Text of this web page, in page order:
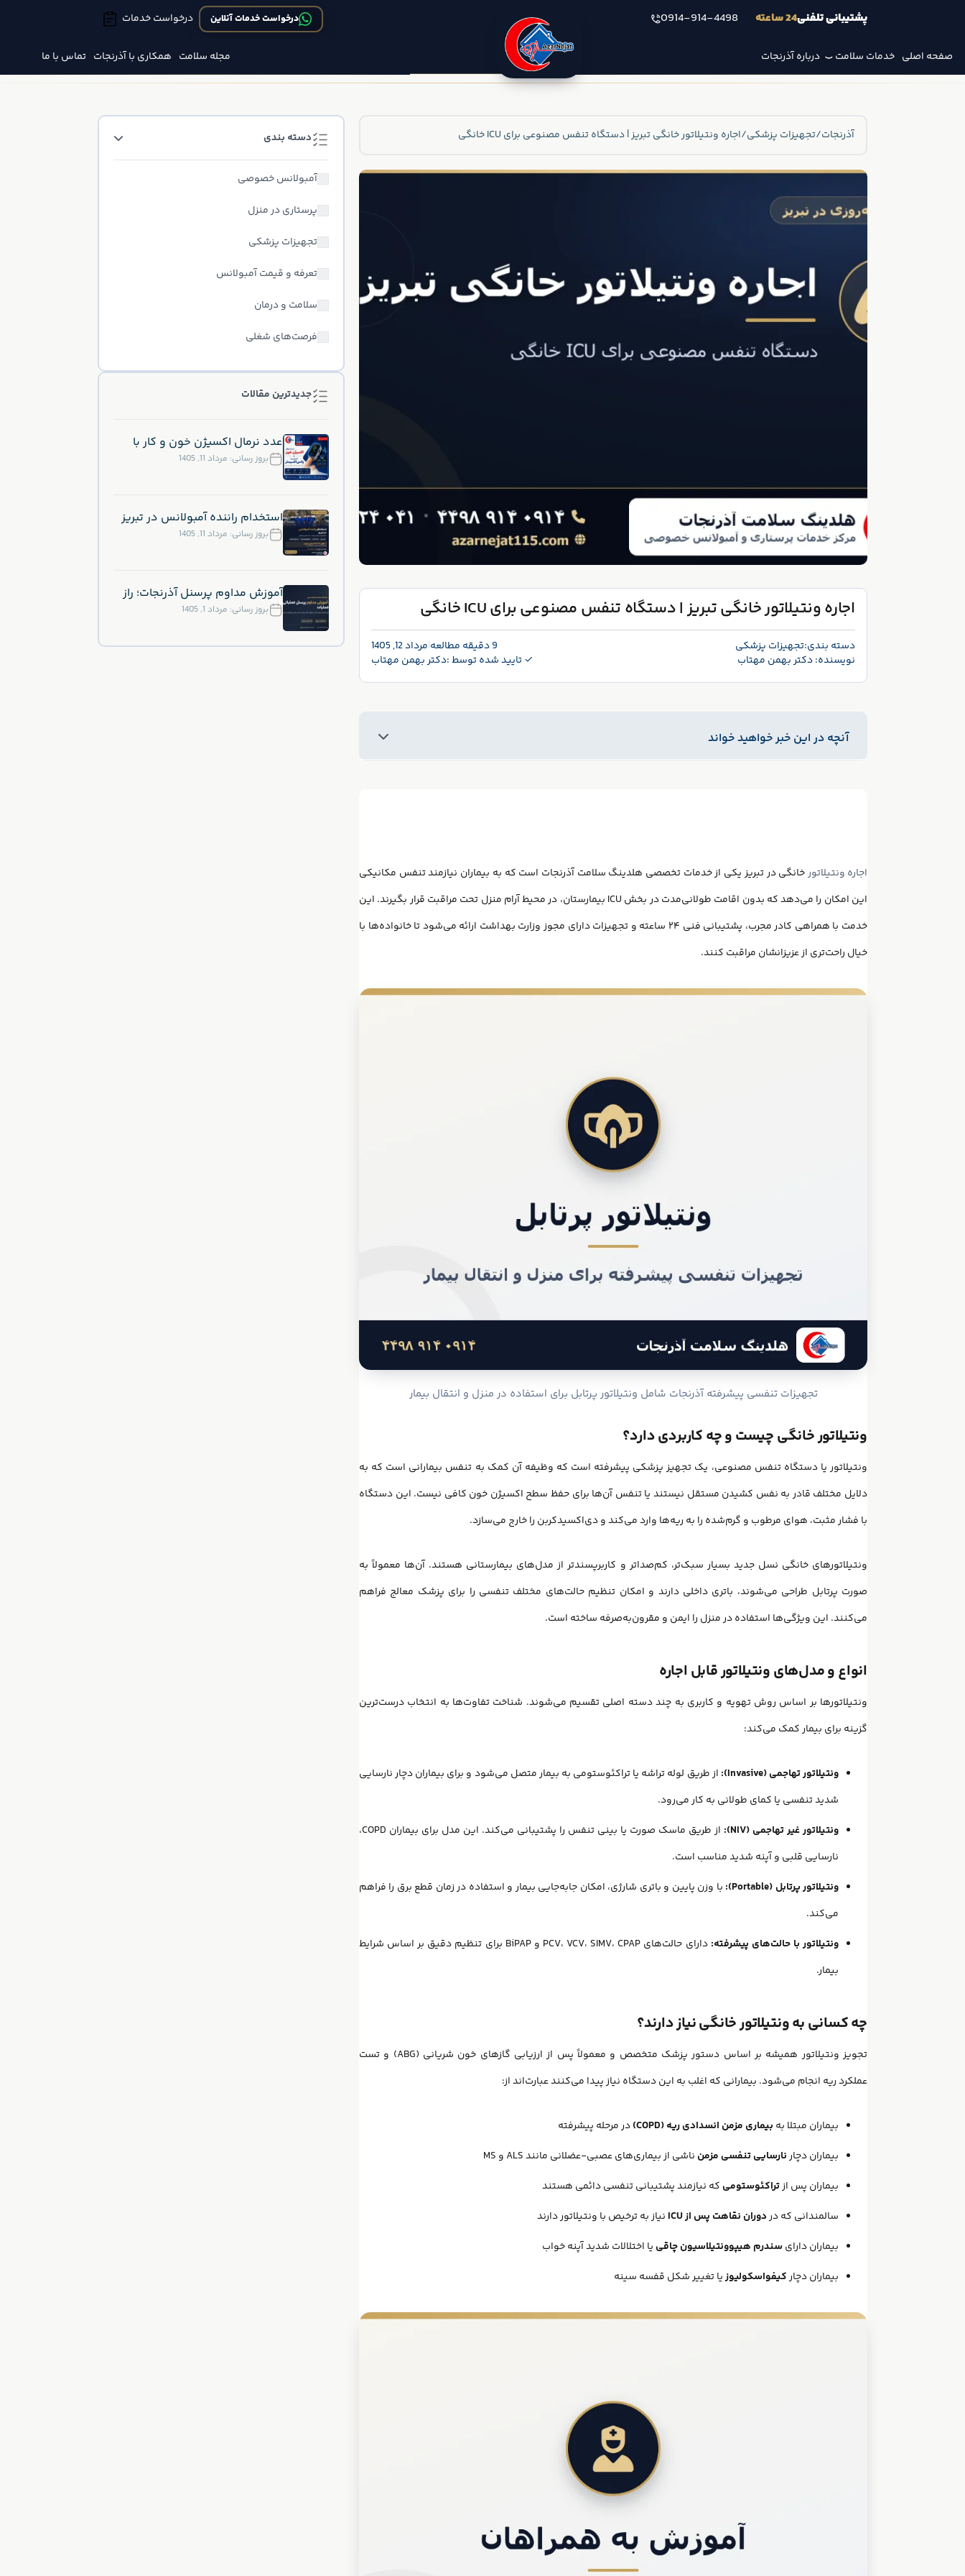
پشتیبانی تلفنی24 ساعته 0914-914-4498 درخواست خدمات آنلاین درخواست خدمات
صفحه اصلی خدمات سلامت درباره آذرنجات مجله سلامت همکاری با آذرنجات تماس با ما
آذرنجات/تجهیزات پزشکی/اجاره ونتیلاتور خانگی تبریز | دستگاه تنفس مصنوعی برای ICU خانگی
اجاره ونتیلاتور خانگی تبریز | دستگاه تنفس مصنوعی برای ICU خانگی
دسته بندی:تجهیزات پزشکی 9 دقیقه مطالعه |مرداد 12, 1405
نویسنده:دکتر بهمن مهتاب ✓ تایید شده توسط :دکتر بهمن مهتاب
آنچه در این خبر خواهید خواند
اجاره ونتیلاتورخانگی در تبریز یکی از خدمات تخصصی هلدینگ سلامت آذرنجات است که به بیماران نیازمند تنفس مکانیکی
این امکان را می‌دهد که بدون اقامت طولانی‌مدت در بخش ICU بیمارستان، در محیط آرام منزل تحت مراقبت قرار بگیرند. این
خدمت با همراهی کادر مجرب، پشتیبانی فنی ۲۴ ساعته و تجهیزات دارای مجوز وزارت بهداشت ارائه می‌شود تا خانواده‌ها با
خیال راحت‌تری از عزیزانشان مراقبت کنند.
تجهیزات تنفسی پیشرفته آذرنجات شامل ونتیلاتور پرتابل برای استفاده در منزل و انتقال بیمار
ونتیلاتور خانگی چیست و چه کاربردی دارد؟
ونتیلاتور یا دستگاه تنفس مصنوعی، یک تجهیز پزشکی پیشرفته است که وظیفه آن کمک به تنفس بیمارانی است که به
دلایل مختلف قادر به نفس کشیدن مستقل نیستند یا تنفس آن‌ها برای حفظ سطح اکسیژن خون کافی نیست. این دستگاه
با فشار مثبت، هوای مرطوب و گرم‌شده را به ریه‌ها وارد می‌کند و دی‌اکسیدکربن را خارج می‌سازد.
ونتیلاتورهای خانگی نسل جدید بسیار سبک‌تر، کم‌صداتر و کاربرپسندتر از مدل‌های بیمارستانی هستند. آن‌ها معمولاً به
صورت پرتابل طراحی می‌شوند، باتری داخلی دارند و امکان تنظیم حالت‌های مختلف تنفسی را برای پزشک معالج فراهم
می‌کنند. این ویژگی‌ها استفاده در منزل را ایمن و مقرون‌به‌صرفه ساخته است.
انواع و مدل‌های ونتیلاتور قابل اجاره
ونتیلاتورها بر اساس روش تهویه و کاربری به چند دسته اصلی تقسیم می‌شوند. شناخت تفاوت‌ها به انتخاب درست‌ترین
گزینه برای بیمار کمک می‌کند:
ونتیلاتور تهاجمی (Invasive):
از طریق لوله تراشه یا تراکئوستومی به بیمار متصل می‌شود و برای بیماران دچار نارسایی
شدید تنفسی یا کمای طولانی به کار می‌رود.
ونتیلاتور غیر تهاجمی (NIV):
از طریق ماسک صورت یا بینی تنفس را پشتیبانی می‌کند. این مدل برای بیماران COPD،
نارسایی قلبی و آپنه شدید مناسب است.
ونتیلاتور پرتابل (Portable):
با وزن پایین و باتری شارژی، امکان جابه‌جایی بیمار و استفاده در زمان قطع برق را فراهم
می‌کند.
ونتیلاتور با حالت‌های پیشرفته: دارای حالت‌های PCV، VCV، SIMV، CPAP و BiPAP برای تنظیم دقیق بر اساس شرایط
بیمار.
چه کسانی به ونتیلاتور خانگی نیاز دارند؟
تجویز ونتیلاتور همیشه بر اساس دستور پزشک متخصص و معمولاً پس از ارزیابی گازهای خون شریانی (ABG) و تست
عملکرد ریه انجام می‌شود. بیمارانی که اغلب به این دستگاه نیاز پیدا می‌کنند عبارت‌اند از:
بیماران مبتلا به بیماری مزمن انسدادی ریه (COPD)
در مرحله پیشرفته
بیماران دچارنارسایی تنفسی مزمن ناشی از بیماری‌های عصبی-عضلانی مانند ALS و MS
بیماران پس ازتراکئوستومی که نیازمند پشتیبانی تنفسی دائمی هستند
سالمندانی که دردوران نقاهت پس از ICU
نیاز به ترخیص با ونتیلاتور دارند
بیماران دارایسندرم هیپوونتیلاسیون چاقی یا اختلالات شدید آپنه خواب
بیماران دچارکیفواسکولیوزیا تغییر شکل قفسه سینه
دسته بندی
آمبولانس خصوصی
پرستاری در منزل
تجهیزات پزشکی
تعرفه و قیمت آمبولانس
سلامت و درمان
فرصت‌های شغلی
جدیدترین مقالات
عدد نرمال اکسیژن خون و کار با
پالس اکسیمتر؛ راهنمای کامل
بروز رسانی: مرداد 11, 1405
استخدام راننده آمبولانس در تبریز
(تکنسین آمبولانس)
بروز رسانی: مرداد 11, 1405
آموزش مداوم پرسنل آذرنجات؛ راز
کیفیت و ایمنی خدمات درمانی در
بروز رسانی: مرداد 1, 1405